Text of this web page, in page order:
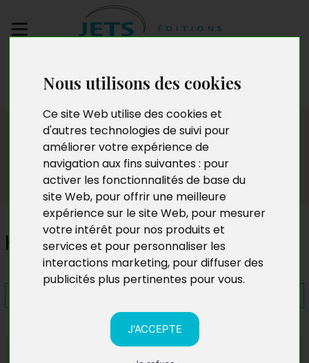
Nous utilisons des cookies
Ce site Web utilise des cookies et
d'autres technologies de suivi pour
améliorer votre expérience de
navigation aux fins suivantes : pour
activer les fonctionnalités de base du
site Web, pour offrir une meilleure
expérience sur le site Web, pour mesurer
votre intérêt pour nos produits et
services et pour personnaliser les
interactions marketing, pour diffuser des
publicités plus pertinentes pour vous.
J'ACCEPTE
manuscrit
Presse
Hier encore...